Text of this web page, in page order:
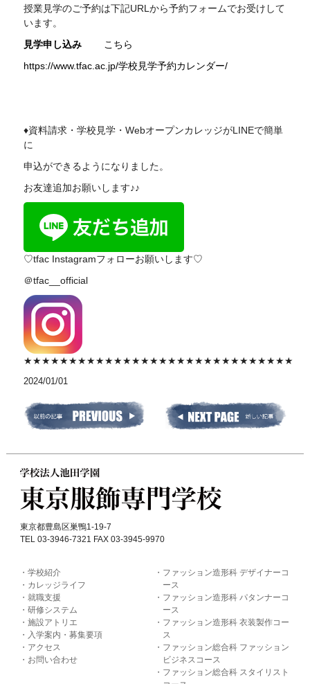
授業見学のご予約は下記URL から予約フォームでお受けして
います。
見学申し込み
こちら
https://www.tfac.ac.jp/学校見学予約カレンダー/
♦資料請求・学校見学・WebオープンカレッジがLINEで簡単
に
申込ができるようになりました。
お友達追加お願いします♪♪
♡tfac Instagramフォローお願いします♡
＠tfac__official
★★★★★★★★★★★★★★★★★★★★★★★★★★★★★★
2024/01/01
東京都豊島区巣鴨1-19-7
TEL 03-3946-7321 FAX 03-3945-9970
学校紹介
カレッジライフ
就職支援
研修システム
施設アトリエ
入学案内・募集要項
アクセス
お問い合わせ
ファッション造形科 デザイナーコ
ース
ファッション造形科 パタンナーコ
ース
ファッション造形科 衣装製作コー
ス
ファッション総合科 ファッション
ビジネスコース
ファッション総合科 スタイリスト